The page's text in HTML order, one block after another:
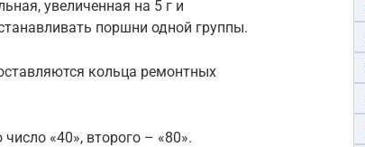
увеличенная на 5 г и
поршни одной группы.
кольца ремонтных
«40», второго – «80».